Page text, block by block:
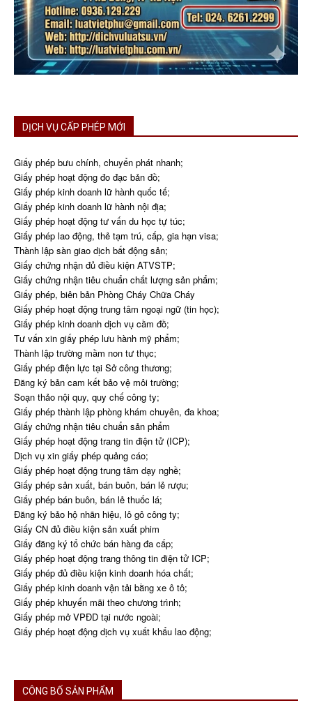
DỊCH VỤ CẤP PHÉP MỚI
Giấy phép bưu chính, chuyển phát nhanh;
Giấy phép hoạt động đo đạc bản đồ;
Giấy phép kinh doanh lữ hành quốc tế;
Giấy phép kinh doanh lữ hành nội địa;
Giấy phép hoạt động tư vấn du học tự túc;
Giấy phép lao động, thẻ tạm trú, cấp, gia hạn visa;
Thành lập sàn giao dịch bất động sản;
Giấy chứng nhận đủ điều kiện ATVSTP;
Giấy chứng nhận tiêu chuẩn chất lượng sản phẩm;
Giấy phép, biên bản Phòng Cháy Chữa Cháy
Giấy phép hoạt động trung tâm ngoại ngữ (tin học);
Giấy phép kinh doanh dịch vụ cầm đồ;
Tư vấn xin giấy phép lưu hành mỹ phẩm;
Thành lập trường mầm non tư thục;
Giấy phép điện lực tại Sở công thương;
Đăng ký bản cam kết bảo vệ môi trường;
Soạn thảo nội quy, quy chế công ty;
Giấy phép thành lập phòng khám chuyên, đa khoa;
Giấy chứng nhận tiêu chuẩn sản phẩm
Giấy phép hoạt động trang tin điện tử (ICP);
Dịch vụ xin giấy phép quảng cáo;
Giấy phép hoạt động trung tâm dạy nghề;
Giấy phép sản xuất, bán buôn, bán lẻ rượu;
Giấy phép bán buôn, bán lẻ thuốc lá;
Đăng ký bảo hộ nhãn hiệu, lô gô công ty;
Giấy CN đủ điều kiện sản xuất phim
Giấy đăng ký tổ chức bán hàng đa cấp;
Giấy phép hoạt động trang thông tin điện tử ICP;
Giấy phép đủ điều kiện kinh doanh hóa chất;
Giấy phép kinh doanh vận tải bằng xe ô tô;
Giấy phép khuyến mãi theo chương trình;
Giấy phép mở VPĐD tại nước ngoài;
Giấy phép hoạt động dịch vụ xuất khẩu lao động;
CÔNG BỐ SẢN PHẨM